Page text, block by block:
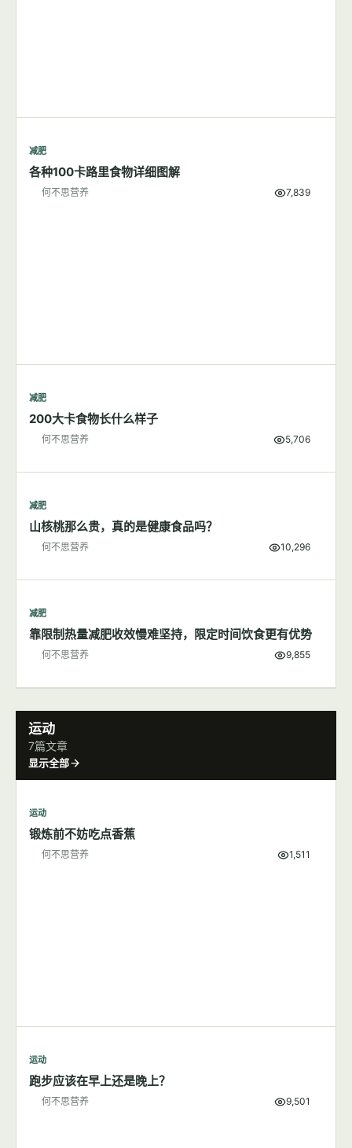
减肥
各种100卡路里食物详细图解
何不思营养 7,839
减肥
200大卡食物长什么样子
何不思营养 5,706
减肥
山核桃那么贵，真的是健康食品吗？
何不思营养 10,296
减肥
靠限制热量减肥收效慢难坚持，限定时间饮食更有优势
何不思营养 9,855
运动
7篇文章
显示全部
运动
锻炼前不妨吃点香蕉
何不思营养 1,511
运动
跑步应该在早上还是晚上？
何不思营养 9,501